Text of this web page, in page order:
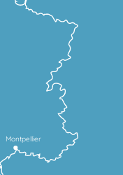
Montpellier